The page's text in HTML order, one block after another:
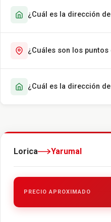
¿Cuál es la dirección
¿Cuáles son los puntos
¿Cuál es la dirección
Lorica Yarumal
PRECIO APROXIMADO